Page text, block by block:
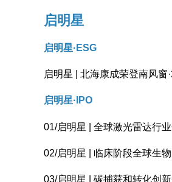
启明星
启明星·ESG
启明星 | 北海康成荣登南风
启明星·IPO
01/启明星 | 全球激光雷达行
02/启明星 | 临床阶段全球生
03/启明星 | 碳捕获和转化创